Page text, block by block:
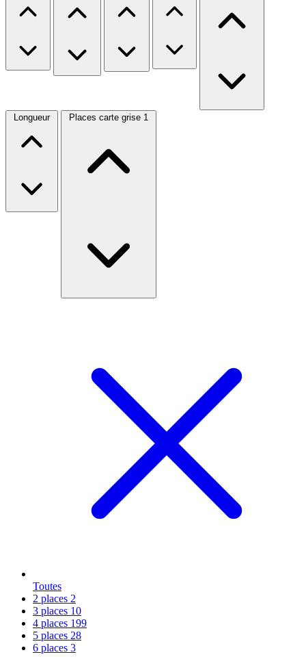
Longueur Places carte grise 1
Toutes
2 places 2
3 places 10
4 places 199
5 places 28
6 places 3